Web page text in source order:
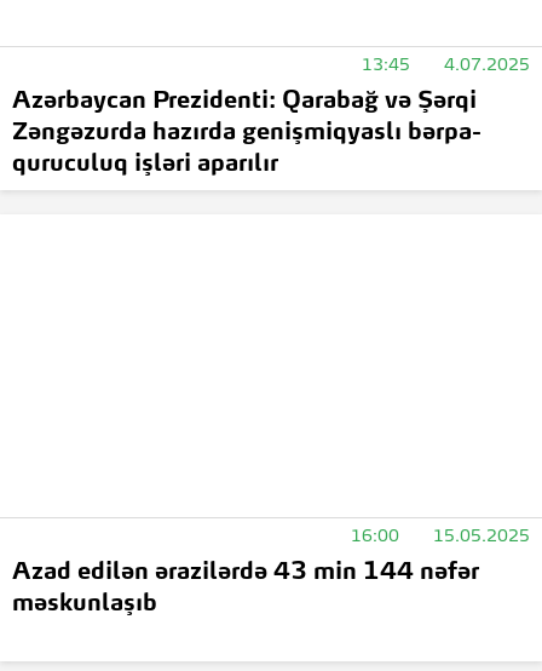
13:45 4.07.2025
Azərbaycan Prezidenti: Qarabağ və Şərqi
Zəngəzurda hazırda genişmiqyaslı bərpa-
quruculuq işləri aparılır
16:00 15.05.2025
Azad edilən ərazilərdə 43 min 144 nəfər
məskunlaşıb